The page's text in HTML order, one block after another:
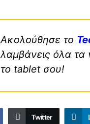
Ακολούθησε το
λαμβάνεις όλα τα
το tablet σου!
Twitter